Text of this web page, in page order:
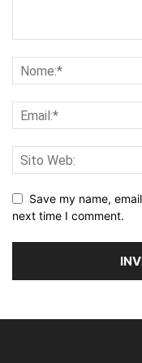
Save my name,
next time I comment.